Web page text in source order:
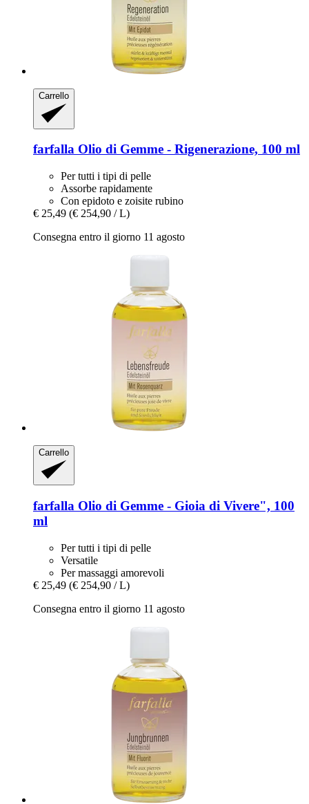
Carrello
farfalla Olio di Gemme -​ Rigenerazione, 100 ml
Per tutti i tipi di pelle
Assorbe rapidamente
Con epidoto e zoisite rubino
€ 25,49 (€ 254,90 / L)
Consegna entro il giorno 11 agosto
Carrello
farfalla Olio di Gemme -​ Gioia di Vivere", 100
ml
Per tutti i tipi di pelle
Versatile
Per massaggi amorevoli
€ 25,49 (€ 254,90 / L)
Consegna entro il giorno 11 agosto